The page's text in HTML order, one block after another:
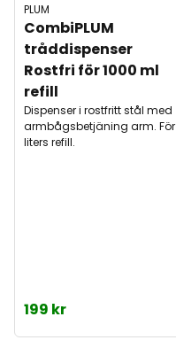
PLUM
CombiPLUM
tråddispenser
Rostfri för 1000 ml
refill
Dispenser i rostfritt stål med
armbågsbetjäning arm. För
liters refill.
199 kr